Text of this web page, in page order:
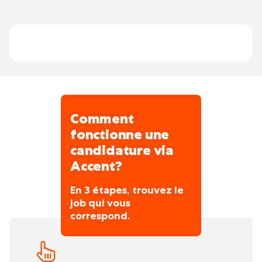
Comment
fonctionne une
candidature via
Accent?
En 3 étapes, trouvez le
job qui vous
correspond.